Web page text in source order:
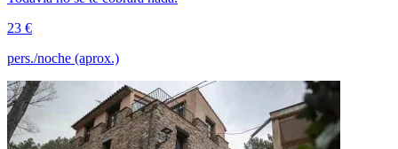
23 €
pers./noche (aprox.)